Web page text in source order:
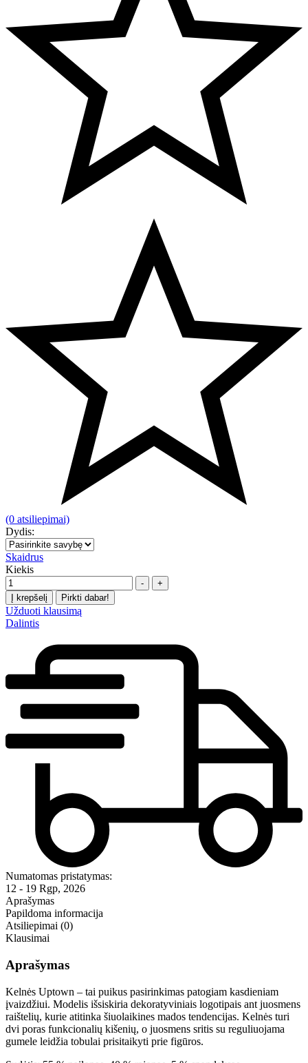
(0 atsiliepimai)
Dydis:
Skaidrus
Kiekis
-
+
Į krepšelį
Pirkti dabar!
Užduoti klausimą
Dalintis
Numatomas pristatymas:
12 - 19 Rgp, 2026
Aprašymas
Papildoma informacija
Atsiliepimai (0)
Klausimai
Aprašymas
Kelnės Uptown – tai puikus pasirinkimas patogiam kasdieniam
įvaizdžiui. Modelis išsiskiria dekoratyviniais logotipais ant juosmens
raištelių, kurie atitinka šiuolaikines mados tendencijas. Kelnės turi
dvi poras funkcionalių kišenių, o juosmens sritis su reguliuojama
gumele leidžia tobulai prisitaikyti prie figūros.